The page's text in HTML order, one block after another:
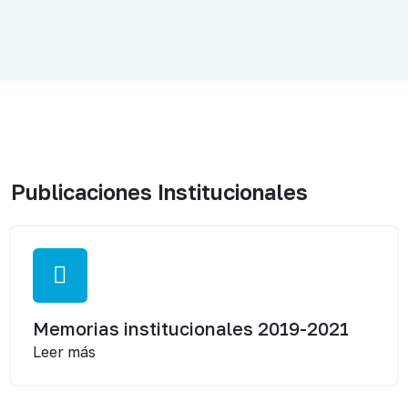
Publicaciones Institucionales
Memorias institucionales 2019-2021
Leer más